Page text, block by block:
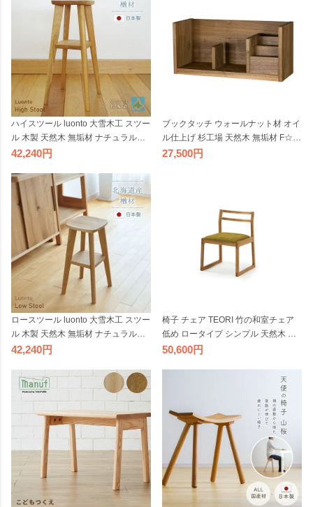
ハイスツール luonto 大雪木工 スツー
ル 木製 天然木 無垢材 ナチュラル色
ナラ材 国産 日本製 無垢材 北海道 高
42,240
ブックタッチ ウォールナット材 オイ
ル仕上げ 杉工場 天然木 無垢材 F☆☆
☆☆ ナチュラル 本立て ブックエン
27,500
ロースツール luonto 大雪木工 スツー
ル 木製 天然木 無垢材 ナチュラル色
ナラ材 無垢材 国産 日本製 北海道 高
42,240
椅子 チェア TEORI 竹の和室チェア
低め ロータイプ シンプル 天然木 木
目 木製 ナチュラル テオリ 国産 日本
50,600